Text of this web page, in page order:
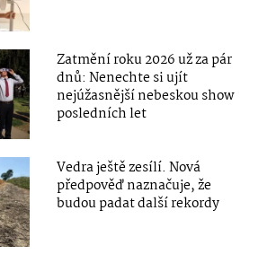
Zatmění roku 2026 už za pár
dnů: Nenechte si ujít
nejúžasnější nebeskou show
posledních let
Vedra ještě zesílí. Nová
předpověď naznačuje, že
budou padat další rekordy